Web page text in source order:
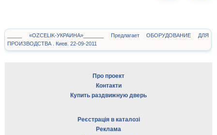
_____ «OZCELIK-УКРАИНА»_______ Предлагает ОБОРУДОВАНИЕ ДЛЯ
ПРОИЗВОДСТВА . Киев. 22-09-2011
Про проект
Контакти
Купить раздвижную дверь
Реєстрація в каталозі
Реклама